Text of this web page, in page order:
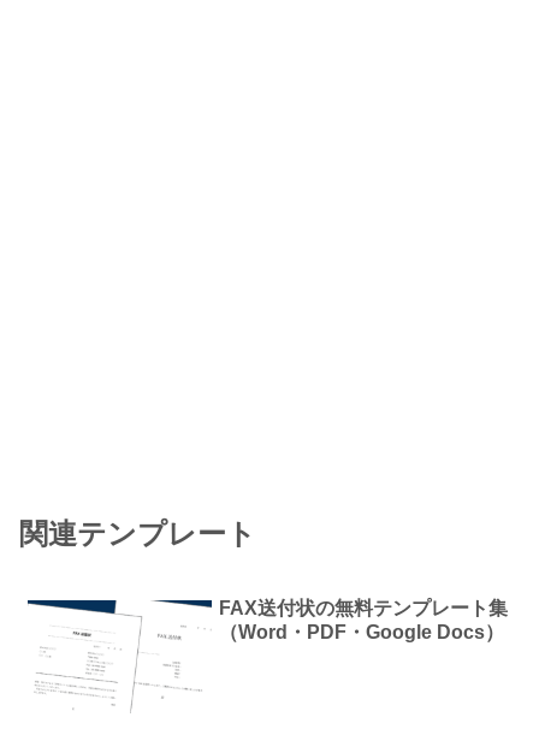
関連テンプレート
FAX送付状の無料テンプレート集
（Word・PDF・Google Docs）